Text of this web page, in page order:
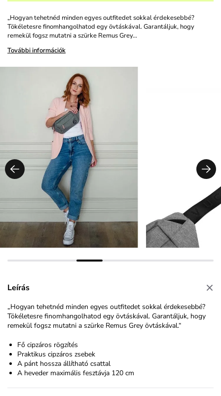
„Hogyan tehetnéd minden egyes outfitedet sokkal érdekesebbé?
Tökéletesre finomhangolhatod egy övtáskával. Garantáljuk, hogy
remekül fogsz mutatni a szürke Remus Grey…
További információk
Leírás
„Hogyan tehetnéd minden egyes outfitedet sokkal érdekesebbé?
Tökéletesre finomhangolhatod egy övtáskával. Garantáljuk, hogy
remekül fogsz mutatni a szürke Remus Grey övtáskával.“
Fő cipzáros rögzítés
Praktikus cipzáros zsebek
A pánt hossza állítható csattal
A heveder maximális fesztávja 120 cm